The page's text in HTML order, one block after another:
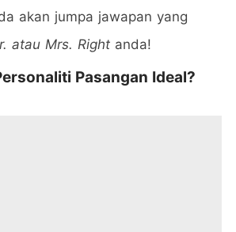
akan jumpa jawapan yang
atau Mrs. Right anda!
Pasangan Ideal?